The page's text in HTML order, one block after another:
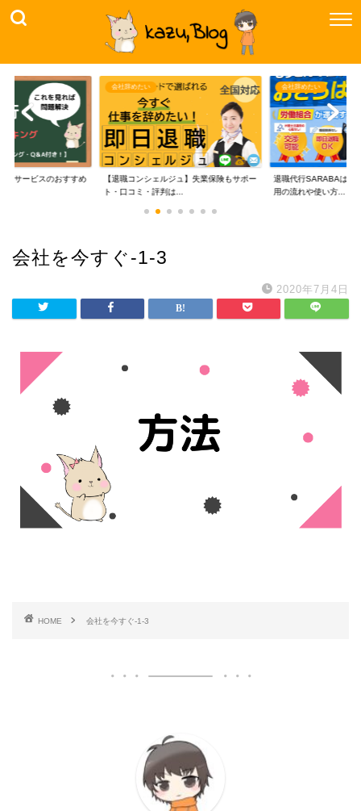
行サービスのおすすめ
会社辞めたい
【退職コンシェルジュ】失業保険もサポー
ト・口コミ・評判は...
会社辞めたい
退職代行SARABAは派
用の流れや使い方...
会社を今すぐ-1-3
2020年7月4日
HOME 会社を今すぐ-1-3